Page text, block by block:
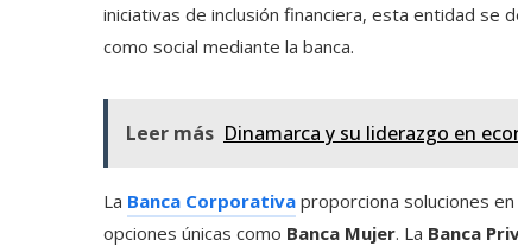
iniciativas de inclusión financiera, esta entidad se
como social mediante la banca.
Leer más Dinamarca y su liderazgo en
La Banca Corporativa proporciona soluciones
opciones únicas como Banca Mujer. La Banca